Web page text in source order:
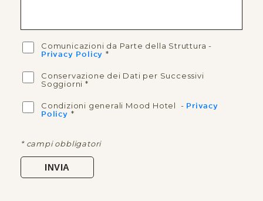
Comunicazioni da Parte della Struttura-
Privacy Policy *
Conservazione dei Dati per Successivi
Soggiorni*
Condizioni generali Mood Hotel - Privacy
Policy *
* campi obbligatori
INVIA